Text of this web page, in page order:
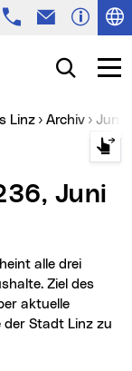
TelefonE-Mail
Suche
Linz Archiv Juni
Ziel des
aktuelle
der Stadt Linz zu